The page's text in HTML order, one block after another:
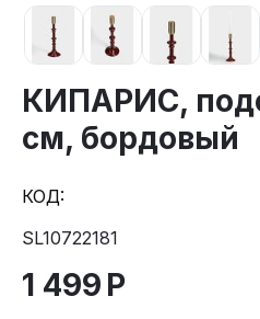
КИПАРИС,
см, бордовый
КОД:
SL10722181
1 499 Р